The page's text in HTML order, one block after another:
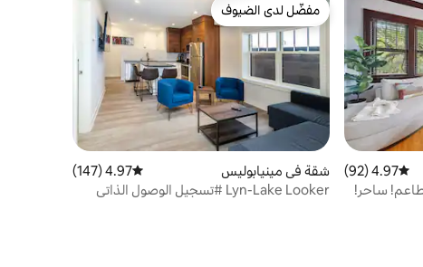
متوسط التقييم 4.97 من 5، 92 مراجعات
4.97 (92)
ساحر!
مفضّل لدى الضيوف
مفضّل لدى الضيوف
شقة في مينيابوليس متوسط التقييم 4.97 من 5، 147 مراجعات
4.97 (147)
Lyn-Lake Looker #تسجيل الوصول الذاتي